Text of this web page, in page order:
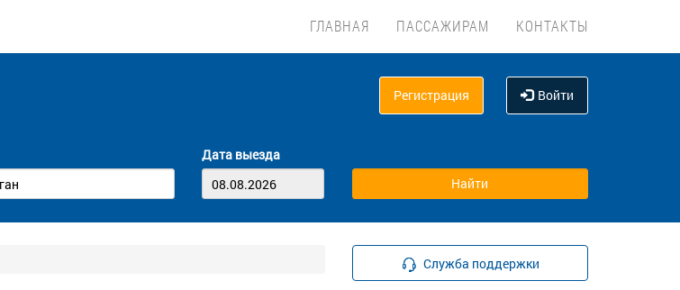
ГЛАВНАЯ ПАССАЖИРАМ КОНТАКТЫ
Регистрация Войти
Дата выезда
Служба поддержки